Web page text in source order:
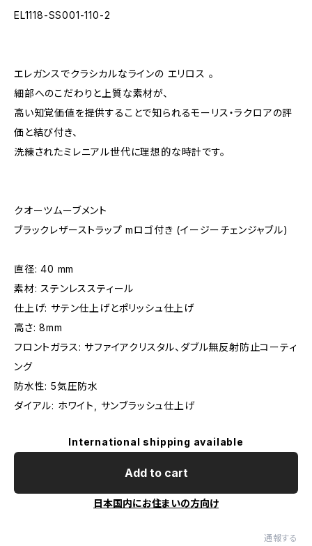
EL1118-SS001-110-2
エレガンスでクラシカルなラインの エリロス 。
細部へのこだわりと上質な素材が、
高い知覚価値を提供することで知られるモーリス・ラクロアの評
価と結び付き、
洗練されたミレニアル世代に理想的な時計です。
クオーツムーブメント
ブラックレザーストラップ mロゴ付き (イージーチェンジャブル)
直径: 40 mm
素材: ステンレススティール
仕上げ: サテン仕上げとポリッシュ仕上げ
高さ: 8mm
フロントガラス: サファイアクリスタル、ダブル無反射防止コーティ
ング
防水性: 5気圧防水
ダイアル: ホワイト, サンブラッシュ仕上げ
International shipping available
Add to cart
日本国内にお住まいの方向け
通報する